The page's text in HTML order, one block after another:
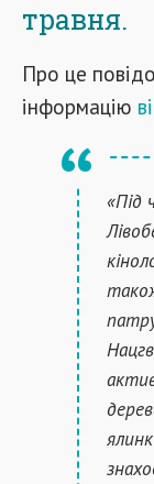
травня.
Про це
інформацію
«Під